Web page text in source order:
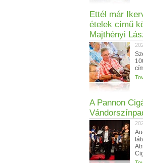
Ettél már
ételek című
Majthényi
A Pannon